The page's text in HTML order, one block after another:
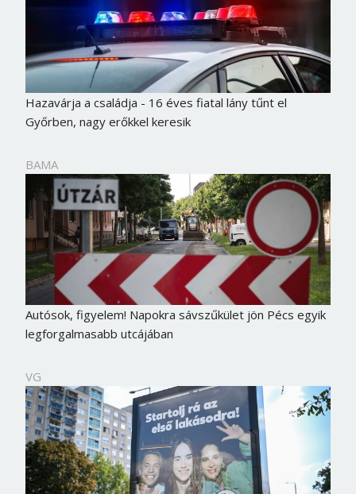
Hazavárja a családja - 16 éves fiatal lány tűnt el
Győrben, nagy erőkkel keresik
BAMA
Autósok, figyelem! Napokra sávszűkület jön Pécs egyik
legforgalmasabb utcájában
VG
Mégse Bejelentkezés